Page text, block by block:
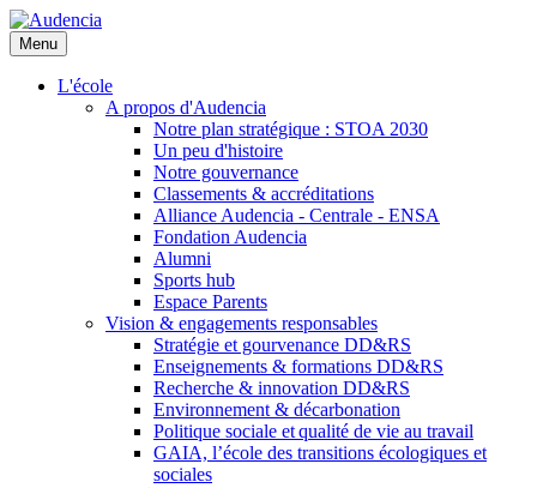
Aller
au
contenu
principal
Menu
L'école
A propos d'Audencia
Notre plan stratégique : STOA 2030
Un peu d'histoire
Notre gouvernance
Classements & accréditations
Alliance Audencia - Centrale - ENSA
Fondation Audencia
Alumni
Sports hub
Espace Parents
Vision & engagements responsables
Stratégie et gourvenance DD&RS
Enseignements & formations DD&RS
Recherche & innovation DD&RS
Environnement & décarbonation
Politique sociale et qualité de vie au travail
GAIA, l’école des transitions écologiques et
sociales